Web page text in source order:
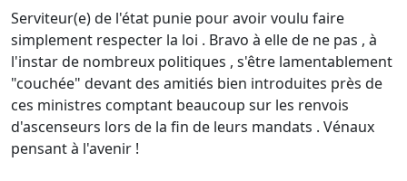
Serviteur(e) de l'état punie pour avoir voulu faire
simplement respecter la loi . Bravo à elle de ne pas , à
l'instar de nombreux politiques , s'être lamentablement
"couchée" devant des amitiés bien introduites près de
ces ministres comptant beaucoup sur les renvois
d'ascenseurs lors de la fin de leurs mandats . Vénaux
pensant à l'avenir !